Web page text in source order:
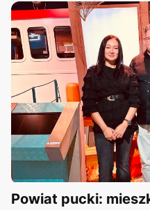
Powiat pucki: